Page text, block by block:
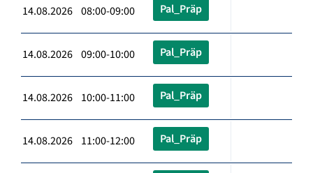
14.08.2026 08:00-09:00 Pal_Präp
14.08.2026 09:00-10:00 Pal_Präp
14.08.2026 10:00-11:00 Pal_Präp
14.08.2026 11:00-12:00 Pal_Präp